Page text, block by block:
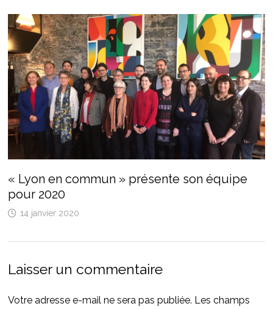
« Lyon en commun » présente son équipe
pour 2020
14 janvier 2020
Laisser un commentaire
Votre adresse e-mail ne sera pas publiée. Les champs